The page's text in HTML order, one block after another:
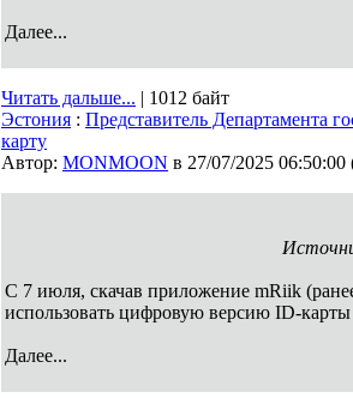
Далее...
Читать дальше... | 1012 байт
Эстония : Представитель Департамента
карту
Автор: MONMOON в 27/07/2025 06:50:00
С 7 июля, скачав приложение mRiik
использовать цифровую версию ID-
Далее...